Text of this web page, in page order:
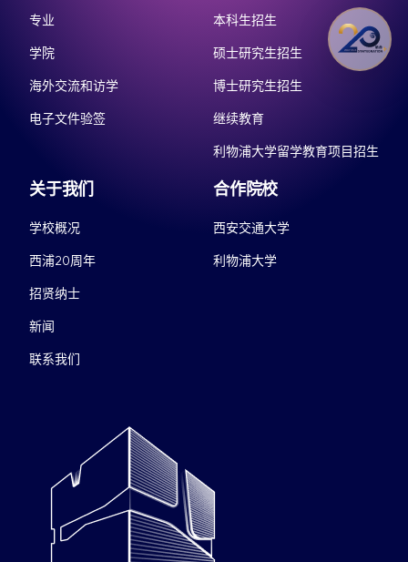
专业
学院
海外交流和访学
电子文件验签
本科生招生
硕士研究生招生
博士研究生招生
继续教育
利物浦大学留学教育项目招生
关于我们
学校概况
西浦20周年
招贤纳士
新闻
联系我们
合作院校
西安交通大学
利物浦大学